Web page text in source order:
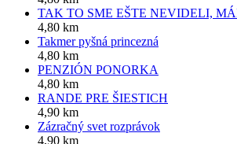
TAK TO SME EŠTE NEVIDELI,
4,80 km
Takmer pyšná princezná
4,80 km
PENZIÓN PONORKA
4,80 km
RANDE PRE ŠIESTICH
4,90 km
Zázračný svet rozprávok
4,90 km